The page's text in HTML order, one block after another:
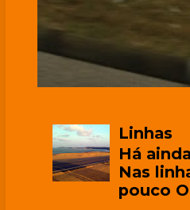
Linhas
Há
Nas
pouco